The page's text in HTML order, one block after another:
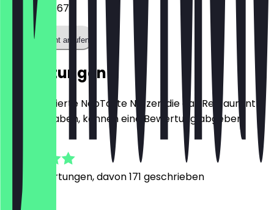
04041623667
Restaurant anrufen
Bewertungen
Nur registrierte NeoTaste Nutzer, die das Restaurant
besucht haben, können eine Bewertung abgeben.
1599
Bewertungen, davon 171 geschrieben